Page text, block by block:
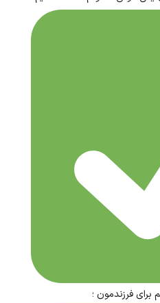
فرزندمون ؛